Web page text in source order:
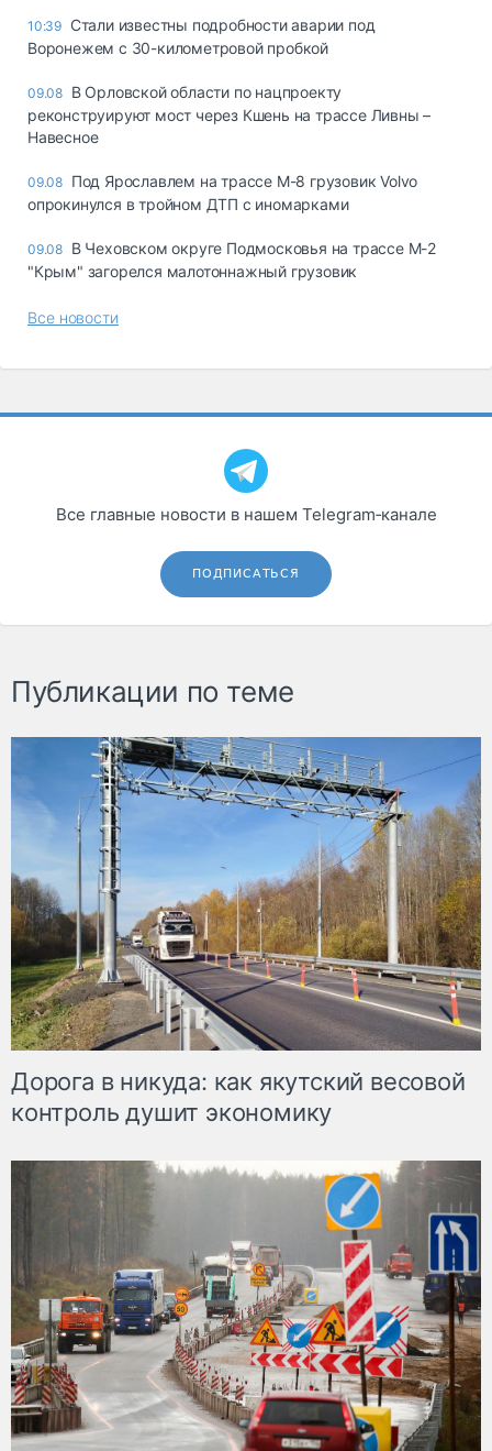
10:39 Стали известны подробности аварии под
Воронежем с 30-километровой пробкой
09.08 В Орловской области по нацпроекту
реконструируют мост через Кшень на трассе Ливны –
Навесное
09.08 Под Ярославлем на трассе М-8 грузовик Volvo
опрокинулся в тройном ДТП с иномарками
09.08 В Чеховском округе Подмосковья на трассе М-2
"Крым" загорелся малотоннажный грузовик
Все новости
Все главные новости в нашем Telegram‑канале
ПОДПИСАТЬСЯ
Публикации по теме
Дорога в никуда: как якутский весовой
контроль душит экономику